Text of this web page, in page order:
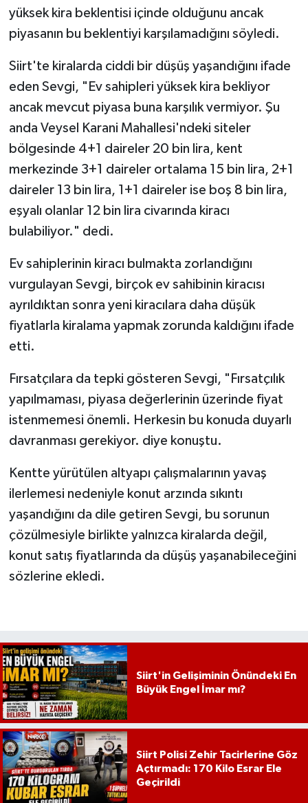
yüksek kira beklentisi içinde olduğunu ancak
piyasanın bu beklentiyi karşılamadığını söyledi.
Siirt'te kiralarda ciddi bir düşüş yaşandığını ifade
eden Sevgi, "Ev sahipleri yüksek kira bekliyor
ancak mevcut piyasa buna karşılık vermiyor. Şu
anda Veysel Karani Mahallesi'ndeki siteler
bölgesinde 4+1 daireler 20 bin lira, kent
merkezinde 3+1 daireler ortalama 15 bin lira, 2+1
daireler 13 bin lira, 1+1 daireler ise boş 8 bin lira,
eşyalı olanlar 12 bin lira civarında kiracı
bulabiliyor." dedi.
Ev sahiplerinin kiracı bulmakta zorlandığını
vurgulayan Sevgi, birçok ev sahibinin kiracısı
ayrıldıktan sonra yeni kiracılara daha düşük
fiyatlarla kiralama yapmak zorunda kaldığını ifade
etti.
Fırsatçılara da tepki gösteren Sevgi, "Fırsatçılık
yapılmaması, piyasa değerlerinin üzerinde fiyat
istenmemesi önemli. Herkesin bu konuda duyarlı
davranması gerekiyor. diye konuştu.
Kentte yürütülen altyapı çalışmalarının yavaş
ilerlemesi nedeniyle konut arzında sıkıntı
yaşandığını da dile getiren Sevgi, bu sorunun
çözülmesiyle birlikte yalnızca kiralarda değil,
konut satış fiyatlarında da düşüş yaşanabileceğini
sözlerine ekledi.
Siirt'in Gelişiminin Önündeki En
Büyük Engel İmar mı?
Siirt Polisi Zehir Tacirlerine Göz
Açtırmadı: 170 Kilo Esrar Ele
Geçirildi